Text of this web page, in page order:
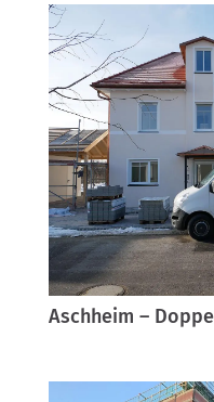
Aschheim –